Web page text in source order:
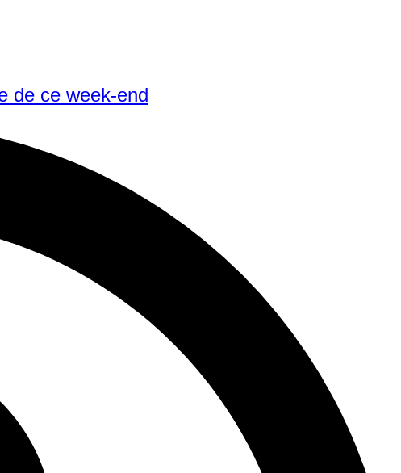
de ce week-end